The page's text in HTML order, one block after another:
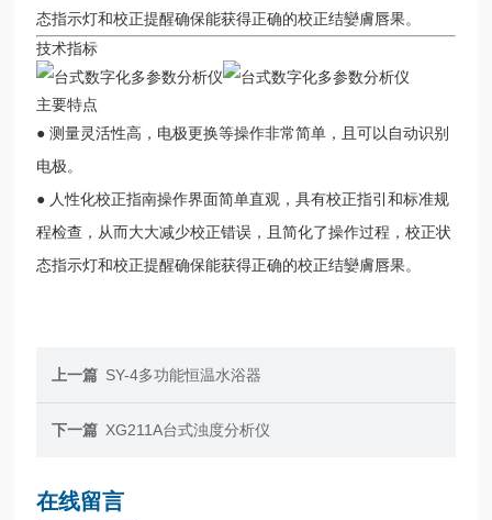
态指示灯和校正提醒确保能获得正确的校正结孌膚唇果。
技术指标
主要特点
● 测量灵活性高，电极更换等操作非常简单，且可以自动识别
电极。
● 人性化校正指南操作界面简单直观，具有校正指引和标准规
程检查，从而大大减少校正错误，且简化了操作过程，校正状
态指示灯和校正提醒确保能获得正确的校正结孌膚唇果。
上一篇 SY-4多功能恒温水浴器
下一篇 XG211A台式浊度分析仪
在线留言